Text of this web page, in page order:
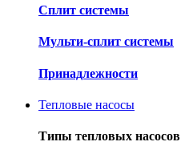
Cплит системы
Мульти-сплит системы
Принадлежности
Тепловые насосы
Типы тепловых насосов